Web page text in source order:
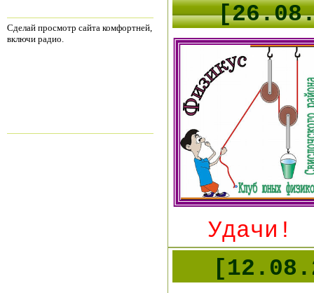
Сделай просмотр сайта комфортней,
включи радио.
[2
Удачи!